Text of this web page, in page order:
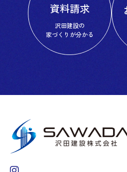
資料請求
沢田建設の
家づくりが分かる